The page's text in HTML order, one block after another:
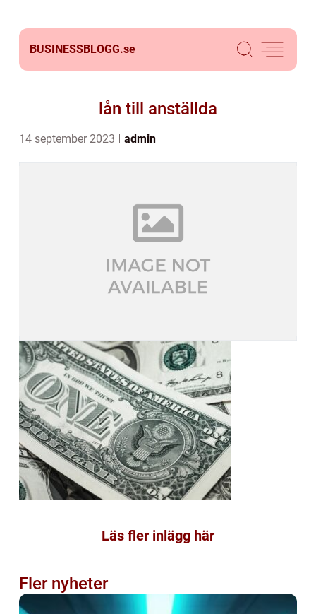
BUSINESSBLOGG.se
lån till anställda
14 september 2023 admin
Läs fler inlägg här
Fler nyheter